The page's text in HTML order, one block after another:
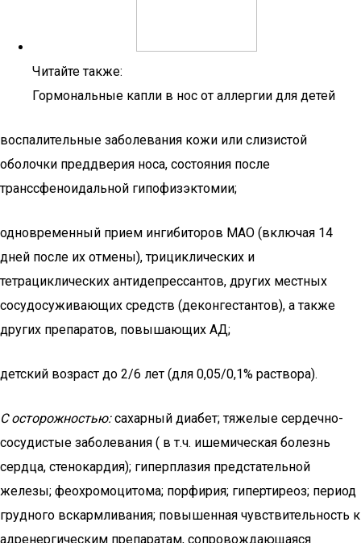
Читайте также:
Гормональные капли в нос от аллергии для детей
воспалительные заболевания кожи или слизистой
оболочки преддверия носа, состояния после
транссфеноидальной гипофизэктомии;
одновременный прием ингибиторов МАО (включая 14
дней после их отмены), трициклических и
тетрациклических антидепрессантов, других местных
сосудосуживающих средств (деконгестантов), а также
других препаратов, повышающих АД;
детский возраст до 2/6 лет (для 0,05/0,1% раствора).
С осторожностью:сахарный диабет; тяжелые сердечно-
сосудистые заболевания ( в т.ч. ишемическая болезнь
сердца, стенокардия); гиперплазия предстательной
железы; феохромоцитома; порфирия; гипертиреоз; период
грудного вскармливания; повышенная чувствительность к
адренергическим препаратам, сопровождающаяся